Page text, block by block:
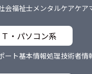
会福祉士メンタルケアケア
Ｔ・パソコン系
ート基本情報処理技術者情